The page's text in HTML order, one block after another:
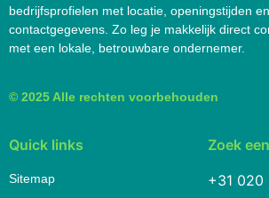
bedrijfsprofielen met locatie, openingstijden en
contactgegevens. Zo leg je makkelijk direct
met een lokale, betrouwbare ondernemer.
© 2025 Alle rechten voorbehouden
Quick links
Sitemap
Zoek
+31 020